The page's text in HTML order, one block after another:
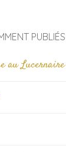
PUBLIÉS
au Lucernaire